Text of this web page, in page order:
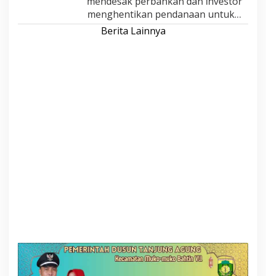
menghentikan pendanaan untuk…
Berita Lainnya